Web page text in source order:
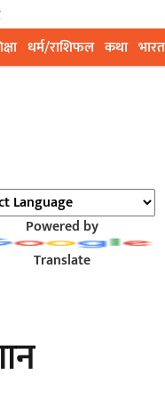
धर्म/राशिफल कथा भारत
Powered by
Translate